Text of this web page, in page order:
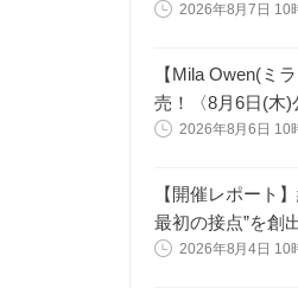
2026年8月7日 10
【Mila Owen(ミ
売！〈8月6日(木)
2026年8月6日 10
【開催レポート
最初の接点”を創
2026年8月4日 10